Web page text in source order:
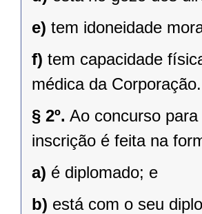
e) tem idoneidade
f) tem capacidade
médica da Corporação.
§ 2º. Ao concurso
inscrição é feita na
a) é diplomado; e
b) está com o seu